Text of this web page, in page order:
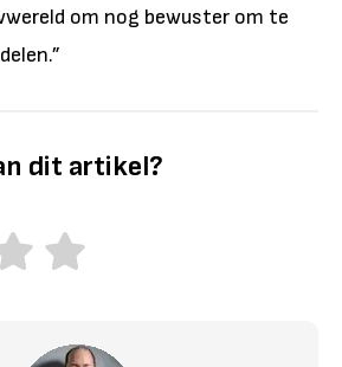
om nog bewuster om te
dit artikel?